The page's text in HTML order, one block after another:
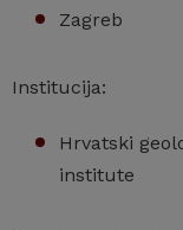
Zagreb
Institucija:
Hrvatski
institute